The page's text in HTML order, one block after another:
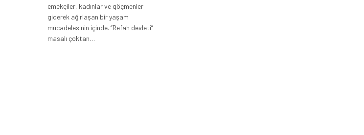
emekçiler, kadınlar ve göçmenler
giderek ağırlaşan bir yaşam
mücadelesinin içinde. “Refah devleti”
masalı çoktan…